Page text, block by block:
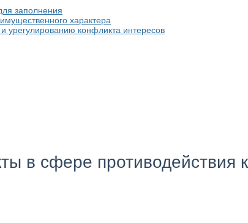
заполнения
характера
конфликта интересов
в сфере противодействия